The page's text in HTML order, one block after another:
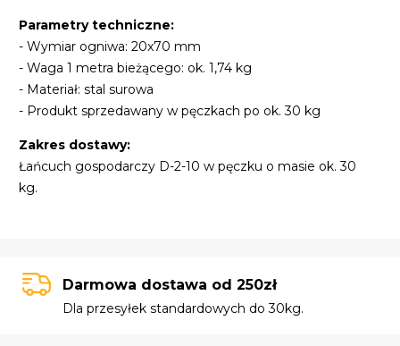
Parametry techniczne:
- Wymiar ogniwa: 20x70 mm
- Waga 1 metra bieżącego: ok. 1,74 kg
- Materiał: stal surowa
- Produkt sprzedawany w pęczkach po ok. 30 kg
Zakres dostawy:
Łańcuch gospodarczy D-2-10 w pęczku o masie ok. 30
kg.
Darmowa dostawa od 250zł
Dla przesyłek standardowych do 30kg.